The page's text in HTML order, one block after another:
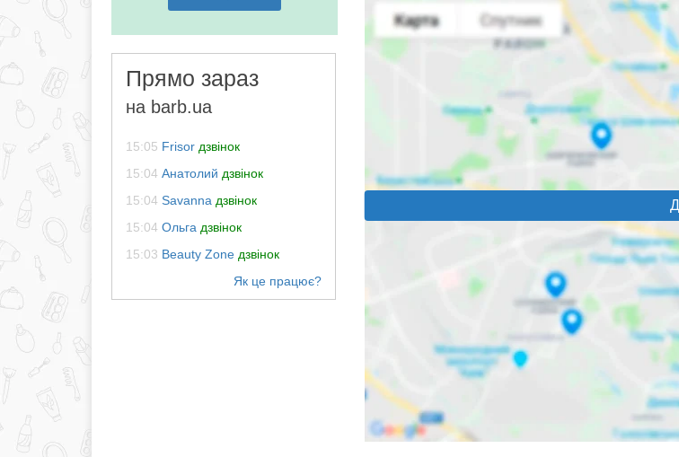
Прямо зараз
на barb.ua
15:05 Frisor дзвінок
15:04 Анатолий дзвінок
15:04 Savanna дзвінок
15:04 Ольга дзвінок
15:03 Beauty Zone дзвінок